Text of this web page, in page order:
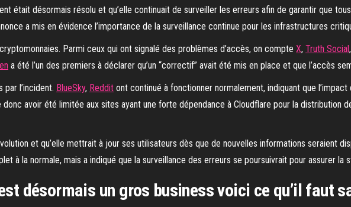
était désormais résolu et qu’elle continuait de surveiller les erreurs afin de garantir que
a mis en évidence l’importance de la surveillance continue pour les infrastructures
Parmi ceux qui ont signalé des problèmes d’accès, on compte X, Truth Social,
a été l’un des premiers à déclarer qu’un “correctif” avait été mis en place et que l’accès
l’incident. BlueSky, Reddit ont continué à fonctionner normalement, indiquant que
avoir été limitée aux sites ayant une forte dépendance à Cloudflare pour la distribution
et qu’elle mettrait à jour ses utilisateurs dès que de nouvelles informations seraient
à la normale, mais a indiqué que la surveillance des erreurs se poursuivrait pour assurer la
désormais un gros business voici ce qu’il faut